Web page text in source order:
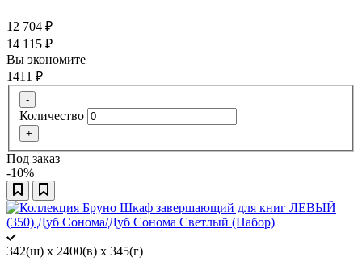
12 704 ₽
14 115 ₽
Вы экономите
1411 ₽
-
Количество
+
Под заказ
-10%
342(ш) x 2400(в) x 345(г)